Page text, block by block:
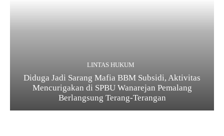
LINTAS HUKUM
Diduga Jadi Sarang Mafia BBM Subsidi, Aktivitas
Mencurigakan di SPBU Wanarejan Pemalang
Berlangsung Terang-Terangan